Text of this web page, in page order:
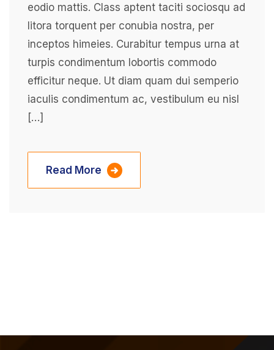
eodio mattis. Class aptent taciti sociosqu ad
litora torquent per conubia nostra, per
inceptos himeies. Curabitur tempus urna at
turpis condimentum lobortis commodo
efficitur neque. Ut diam quam dui semperio
iaculis condimentum ac, vestibulum eu nisl
[…]
Read More